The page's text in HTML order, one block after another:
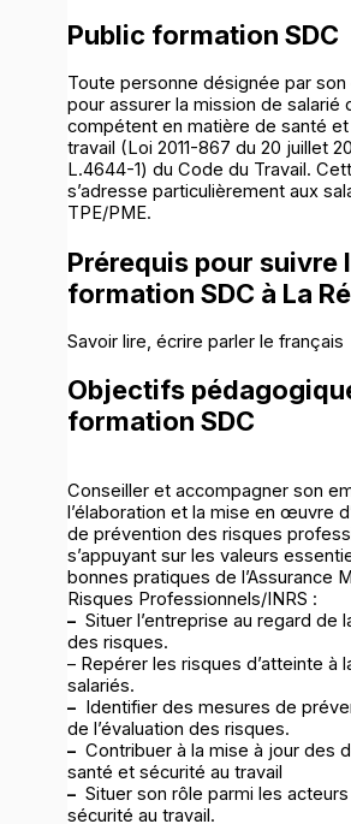
Public formation SDC
Toute personne désignée par
pour assurer la mission de salarié
compétent en matière de santé
travail (Loi 2011-867 du 20 juillet
L.4644-1) du Code du Travail.
s’adresse particulièrement aux
TPE/PME.
Prérequis pour suivre
formation SDC à La
Savoir lire, écrire parler le français
Objectifs
formation SDC
Conseiller et accompagner son
l’élaboration et la mise en œuvre
de prévention des risques
s’appuyant sur les valeurs
bonnes pratiques de l’Assurance
Risques Professionnels/INRS :
–Situer l’entreprise au regard de
des risques.
– Repérer les risques d’atteinte à
salariés.
–Identifier des mesures de
de l’évaluation des risques.
–Contribuer à la mise à jour des
santé et sécurité au travail
–Situer son rôle parmi les
sécurité au travail.